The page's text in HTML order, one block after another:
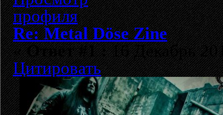
Re: Metal Döse Zine
«Ответ #1 :16 Декабрь
Цитировать